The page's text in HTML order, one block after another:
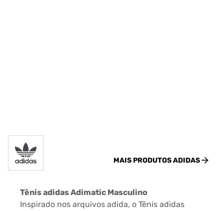
MAIS PRODUTOSADIDAS
Tênis adidas Adimatic Masculino
Inspirado nos arquivos adida, o Tênis adidas